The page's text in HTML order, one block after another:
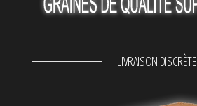
LIVRAISON DISCRÈTE